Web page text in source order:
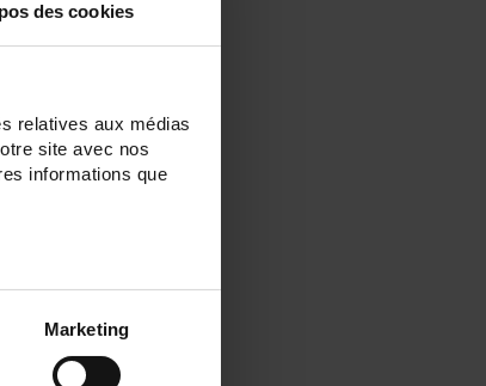
des cookies
relatives aux médias
site avec nos
informations que
Marketing